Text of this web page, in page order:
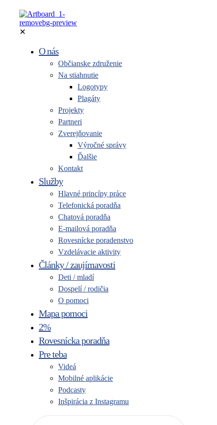
✕
O nás
Občianske združenie
Na stiahnutie
Logotypy
Plagáty
Projekty
Partneri
Zverejňovanie
Výročné správy
Ďalšie
Kontakt
Služby
Hlavné princípy práce
Telefonická poradňa
Chatová poradňa
E-mailová poradňa
Rovesnícke poradenstvo
Vzdelávacie aktivity
Články / zaujímavosti
Deti / mladí
Dospelí / rodičia
O pomoci
Mapa pomoci
2%
Rovesnícka poradňa
Pre teba
Videá
Mobilné aplikácie
Podcasty
Inšpirácia z Instagramu